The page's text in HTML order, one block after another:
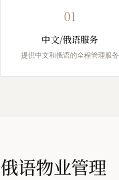
01
中文/俄语服务
提供中文和俄语的全程管理服务
俄语物业管理